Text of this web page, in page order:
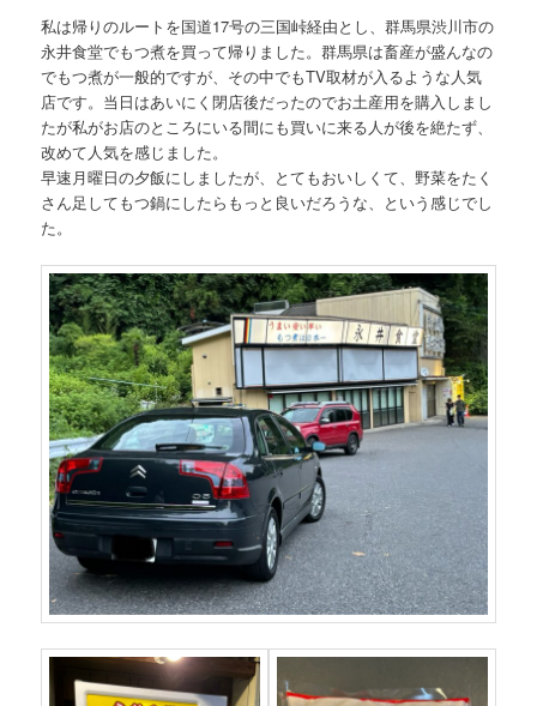
私は帰りのルートを国道17号の三国峠経由とし、群馬県渋川市の
永井食堂でもつ煮を買って帰りました。群馬県は畜産が盛んなの
でもつ煮が一般的ですが、その中でもTV取材が入るような人気
店です。当日はあいにく閉店後だったのでお土産用を購入しまし
たが私がお店のところにいる間にも買いに来る人が後を絶たず、
改めて人気を感じました。
早速月曜日の夕飯にしましたが、とてもおいしくて、野菜をたく
さん足してもつ鍋にしたらもっと良いだろうな、という感じでし
た。